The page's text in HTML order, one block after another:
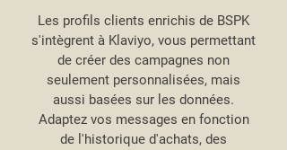
Les profils clients enrichis de BSPK
s'intègrent à Klaviyo, vous permettant
de créer des campagnes non
seulement personnalisées, mais
aussi basées sur les données.
Adaptez vos messages en fonction
de l'historique d'achats, des